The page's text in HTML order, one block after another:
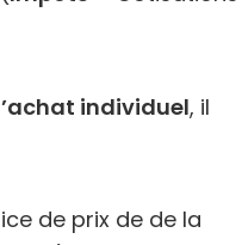
individuel, il
de prix de de la